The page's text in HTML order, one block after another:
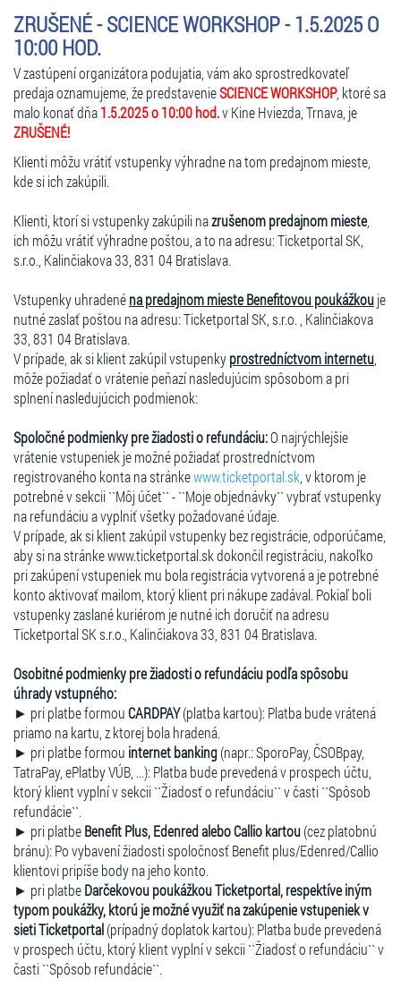
ZRUŠENÉ - SCIENCE WORKSHOP - 1.5.2025 O
10:00 HOD.
V zastúpení organizátora podujatia, vám ako sprostredkovateľ
predaja oznamujeme, že predstavenieSCIENCE WORKSHOP, ktoré sa
malo konať dňa1.5.2025 o 10:00 hod.v Kine Hviezda, Trnava, je
ZRUŠENÉ!
Klienti môžu vrátiť vstupenky výhradne na tom predajnom mieste,
kde si ich zakúpili.
Klienti, ktorí si vstupenky zakúpili nazrušenom predajnom mieste,
ich môžu vrátiť výhradne poštou, a to na adresu: Ticketportal SK,
s.r.o., Kalinčiakova 33, 831 04 Bratislava.
Vstupenky uhradenéna predajnom mieste Benefitovou poukážkouje
nutné zaslať poštou na adresu: Ticketportal SK, s.r.o. , Kalinčiakova
33, 831 04 Bratislava.
V prípade, ak si klient zakúpil vstupenkyprostredníctvom internetu
môže požiadať o vrátenie peňazí nasledujúcim spôsobom a pri
splnení nasledujúcich podmienok:
Spoločné podmienky pre žiadosti o refundáciu:O najrýchlejšie
vrátenie vstupeniek je možné požiadať prostredníctvom
registrovaného konta na stránkewww.ticketportal.sk , v ktorom je
potrebné v sekcii ``Môj účet`` - ``Moje objednávky`` vybrať vstupenky
na refundáciu a vyplniť všetky požadované údaje.
V prípade, ak si klient zakúpil vstupenky bez registrácie, odporúčame,
aby si na stránke www.ticketportal.sk dokončil registráciu, nakoľko
pri zakúpení vstupeniek mu bola registrácia vytvorená a je potrebné
konto aktivovať mailom, ktorý klient pri nákupe zadával. Pokiaľ boli
vstupenky zaslané kuriérom je nutné ich doručiť na adresu
Ticketportal SK s.r.o., Kalinčiakova 33, 831 04 Bratislava.
Osobitné podmienky pre žiadosti o refundáciu podľa spôsobu
úhrady vstupného:
► pri platbe formouCARDPAY(platba kartou): Platba bude vrátená
priamo na kartu, z ktorej bola hradená.
► pri platbe formou internet banking(napr.: SporoPay, ČSOBpay,
TatraPay, ePlatby VÚB, ...): Platba bude prevedená v prospech účtu,
ktorý klient vyplní v sekcii ``Žiadosť o refundáciu`` v časti ``Spôsob
refundácie``.
► pri platbeBenefit Plus, Edenred alebo Callio kartou(cez platobnú
bránu): Po vybavení žiadosti spoločnosť Benefit plus/Edenred/Callio
klientovi pripíše body na jeho konto.
► pri platbeDarčekovou poukážkou Ticketportal, respektíve iným
typom poukážky, ktorú je možné využiť na zakúpenie vstupeniek v
sieti Ticketportal(prípadný doplatok kartou): Platba bude prevedená
v prospech účtu, ktorý klient vyplní v sekcii ``Žiadosť o refundáciu`` v
časti ``Spôsob refundácie``.